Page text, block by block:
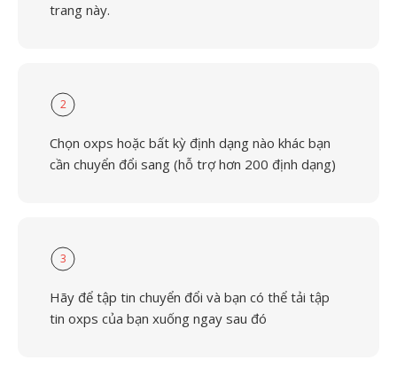
trang này.
2
Chọn oxps hoặc bất kỳ định dạng nào khác bạn
cần chuyển đổi sang (hỗ trợ hơn 200 định dạng)
3
Hãy để tập tin chuyển đổi và bạn có thể tải tập
tin oxps của bạn xuống ngay sau đó